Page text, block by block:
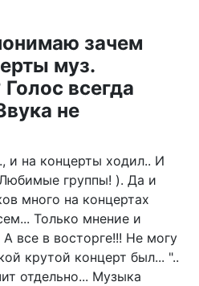
зачем
муз.
всегда
не
и на концерты ходил.. И
группы! ). Да и
много на концертах
Только мнение и
А все в восторге!!! Не могу
крутой концерт был... "..
отдельно... Музыка